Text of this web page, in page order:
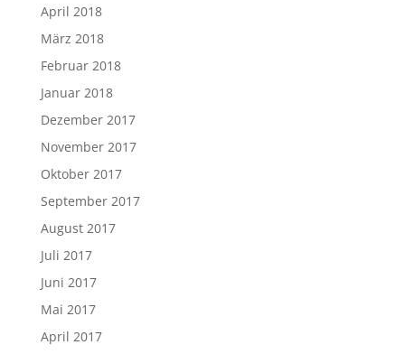
April 2018
März 2018
Februar 2018
Januar 2018
Dezember 2017
November 2017
Oktober 2017
September 2017
August 2017
Juli 2017
Juni 2017
Mai 2017
April 2017